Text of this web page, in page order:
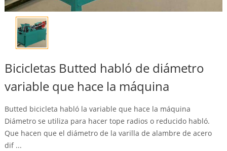
Bicicletas Butted habló de diámetro
variable que hace la máquina
Butted bicicleta habló la variable que hace la máquina
Diámetro se utiliza para hacer tope radios o reducido habló.
Que hacen que el diámetro de la varilla de alambre de acero
dif ...